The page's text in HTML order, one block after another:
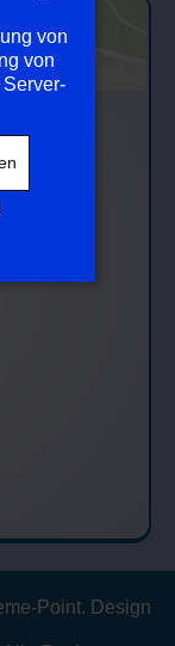
Point. Design
von
von